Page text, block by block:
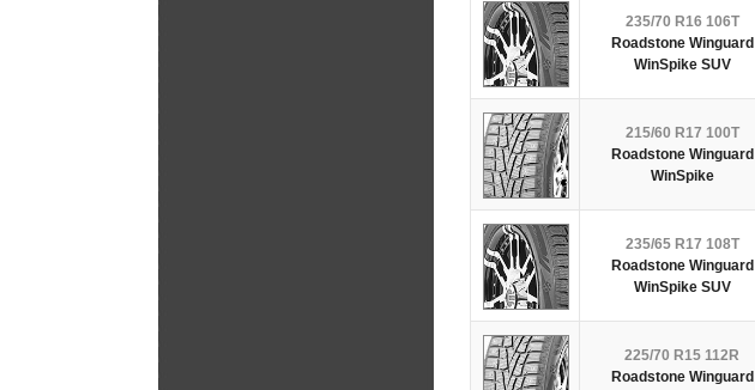
235/70 R16 106T
Roadstone Winguard
WinSpike SUV
215/60 R17 100T
Roadstone Winguard
WinSpike
235/65 R17 108T
Roadstone Winguard
WinSpike SUV
225/70 R15 112R
Roadstone Winguard